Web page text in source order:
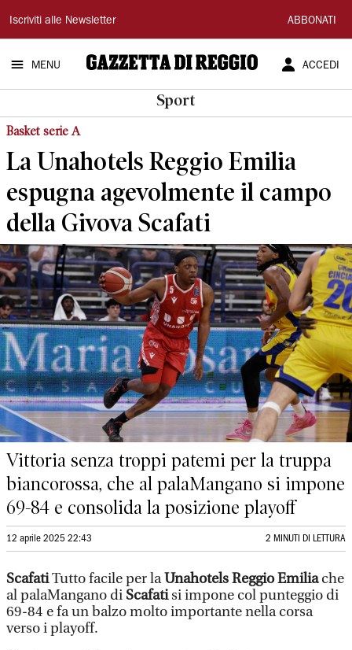
Gazzetta
di
Reggio
Iscriviti alle Newsletter ABBONATI
MENU ACCEDI
Sport
Basket serie A
La Unahotels Reggio Emilia
espugna agevolmente il campo
della Givova Scafati
Vittoria senza troppi patemi per la truppa
biancorossa, che al palaMangano si impone
69-84 e consolida la posizione playoff
12 aprile 2025 22:43 2 MINUTI DI LETTURA
ScafatiTutto facile per laUnahotels Reggio Emiliache
al palaMangano di Scafatisi impone col punteggio di
69-84 e fa un balzo molto importante nella corsa
verso i playoff.